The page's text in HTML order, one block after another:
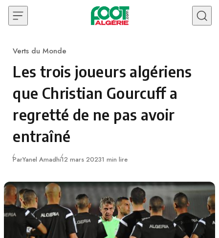
Skip to content
Category
Verts du Monde
Les trois joueurs algériens
que Christian Gourcuff a
regretté de ne pas avoir
entraîné
ParYanel AmadhiPublié
12 mars 20231 min lire